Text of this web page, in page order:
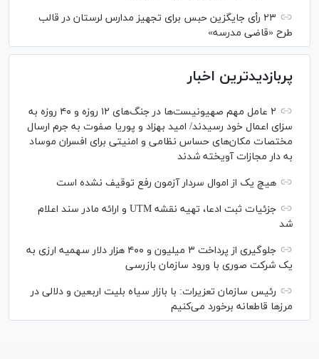
۲۳ رأی جایگزین حبس برای تجهیز مدارس لرستان در قالب
طرح «قاضی مدرسه»
پربازدیدترین اخبار
۲ عامل مهم صهیونیست‌ها در جنگ‌های ۱۲ روزه و ۴۰ روزه به
سزای اعمال خود رسیدند/ امید بهزاد و پوریا صفوت به جرم ارسال
مختصات مکان‌های حساس نظامی و امنیتی برای افسران موساد
به دار مجازات آویخته شدند
هیچ یک از اموال سردار آزمون رفع توقیف نشده است
جزئیات ثبت ادعا، تهیه نقشه UTM و ارائه مادر سند اعلام
شد
جلوگیری از پرداخت ۳ میلیون و ۴۰۰ هزار دلار سهمیه ارزی به
یک شرکت صوری با ورود سازمان بازرسی
رئیس سازمان تعزیرات: با بازار سیاه بلیت اربعین و دلالی در
مرز‌ها قاطعانه برخورد می‌کنیم